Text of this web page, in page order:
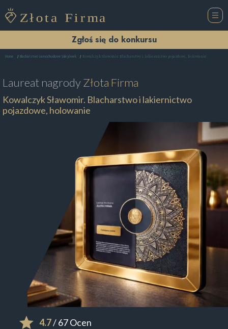
Zgłoś się do konkursu
Home Blacharstwo samochodowe Sulejówek Kowalczyk Sławomir. Blacharstwo i lakiernictwo pojazdowe, holowanie
Laureat nagrodyZłota Firma
Kowalczyk Sławomir. Blacharstwo i lakiernictwo
pojazdowe, holowanie
4.7/ 67 Ocen